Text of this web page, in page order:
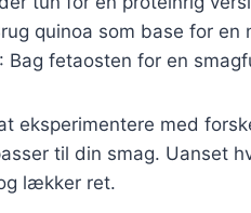
quinoa som base for en
: Bag fetaosten for en
eksperimentere med
til din smag. Uanset
lækker ret.